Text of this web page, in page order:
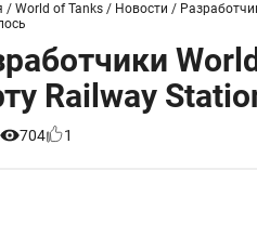
/ World of Tanks / Новости /
Railway
704 1